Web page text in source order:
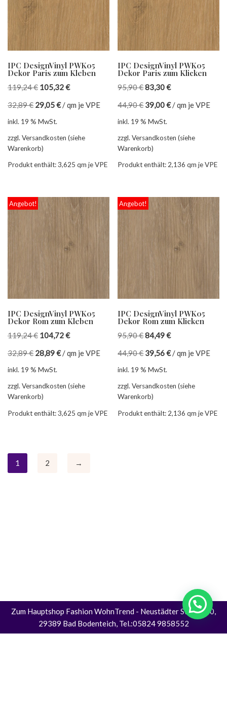
IPC DesignVinyl PWK05
Dekor Paris zum Kleben
119,24€ 105,32€
32,89€ 29,05€/qm je VPE
inkl. 19 % MwSt.
zzgl. Versandkosten (siehe
Warenkorb)
Produkt enthält: 3,625 qm je VPE
IPC DesignVinyl PWK05
Dekor Paris zum Klicken
95,90€83,30€
44,90€ 39,00€/qm je VPE
inkl. 19 % MwSt.
zzgl. Versandkosten (siehe
Warenkorb)
Produkt enthält: 2,136qm je VPE
Angebot!
IPC DesignVinyl PWK05
Dekor Rom zum Kleben
119,24€ 104,72€
32,89€ 28,89€/qm je VPE
inkl. 19 % MwSt.
zzgl. Versandkosten (siehe
Warenkorb)
Produkt enthält: 3,625 qm je VPE
Angebot!
IPC DesignVinyl PWK05
Dekor Rom zum Klicken
95,90€84,49€
44,90€ 39,56€/qm je VPE
inkl. 19 % MwSt.
zzgl. Versandkosten (siehe
Warenkorb)
Produkt enthält: 2,136qm je VPE
1 2 →
Zum Hauptshop Fashion WohnTrend - Neustädter Straße 30,
29389 Bad Bodenteich, Tel.:05824 9858552